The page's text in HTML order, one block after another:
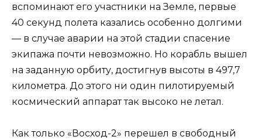
вспоминают его участники на Земле, первые
40 секунд полета казались особенно долгими
— в случае аварии на этой стадии спасение
экипажа почти невозможно. Но корабль вышел
на заданную орбиту, достигнув высоты в 497,7
километра. До этого ни один пилотируемый
космический аппарат так высоко не летал.
Как только «Восход-2» перешел в свободный